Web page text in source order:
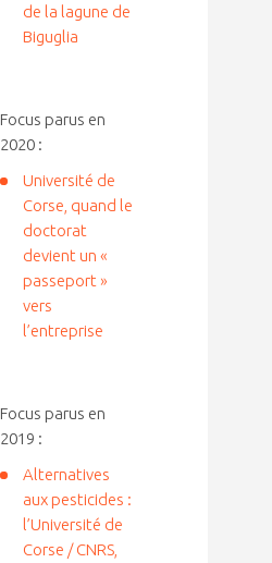
de la lagune de
Biguglia
Focus parus en
2020 :
Université de
Corse, quand le
doctorat
devient un «
passeport »
vers
l’entreprise
Focus parus en
2019 :
Alternatives
aux pesticides :
l’Université de
Corse / CNRS,